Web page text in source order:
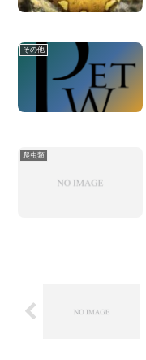
その他
爬虫類